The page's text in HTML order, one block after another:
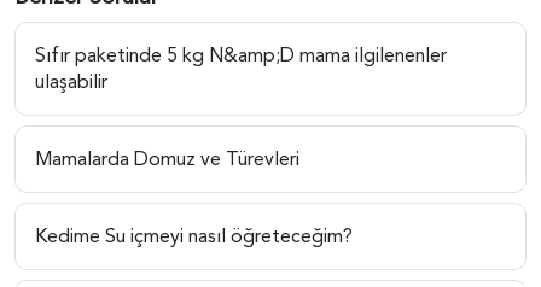
Sıfır paketinde 5 kg N&amp;D mama ilgilenenler
ulaşabilir
Mamalarda Domuz ve Türevleri
Kedime Su içmeyi nasıl öğreteceğim?